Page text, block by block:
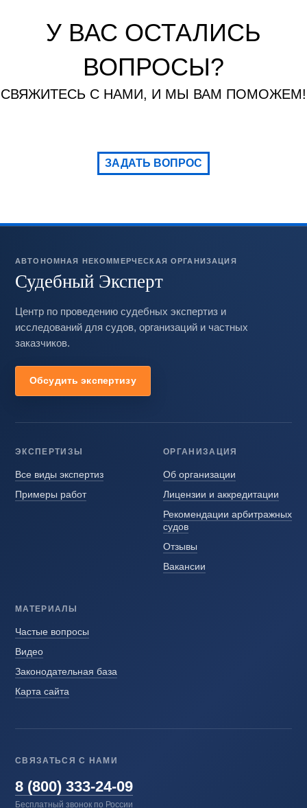
У ВАС ОСТАЛИСЬ
ВОПРОСЫ?
СВЯЖИТЕСЬ С НАМИ, И МЫ ВАМ ПОМОЖЕМ!
ЗАДАТЬ ВОПРОС
АВТОНОМНАЯ НЕКОММЕРЧЕСКАЯ ОРГАНИЗАЦИЯ
Судебный Эксперт
Центр по проведению судебных экспертиз и
исследований для судов, организаций и частных
заказчиков.
Обсудить экспертизу
ЭКСПЕРТИЗЫ
Все виды экспертиз
Примеры работ
ОРГАНИЗАЦИЯ
Об организации
Лицензии и аккредитации
Рекомендации арбитражных
судов
Отзывы
Вакансии
МАТЕРИАЛЫ
Частые вопросы
Видео
Законодательная база
Карта сайта
СВЯЗАТЬСЯ С НАМИ
8 (800) 333-24-09
Бесплатный звонок по России